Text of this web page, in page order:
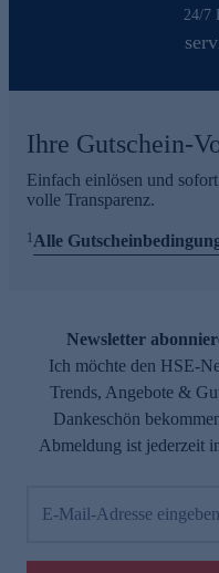
24/7
Ihre Gutschein-
Einfach einlösen und
volle Transparenz.
1 Alle
Newsletter
Ich möchte den HSE-
Trends, Angebote &
Dankeschön
Abmeldung ist jederzeit
E-Mail-Adresse eingeben